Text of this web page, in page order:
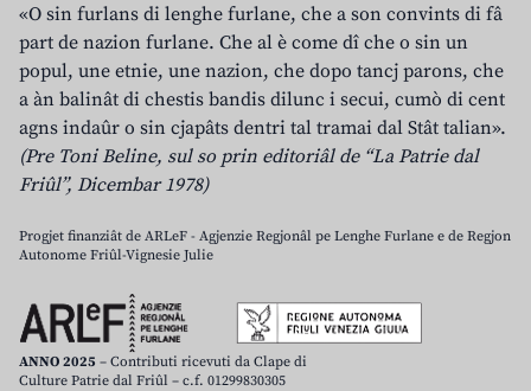
«O sin furlans di lenghe furlane, che a son convints di fâ
part de nazion furlane. Che al è come dî che o sin un
popul, une etnie, une nazion, che dopo tancj parons, che
a àn balinât di chestis bandis dilunc i secui, cumò di cent
agns indaûr o sin cjapâts dentri tal tramai dal Stât talian».
(Pre Toni Beline, sul so prin editoriâl de “La Patrie dal
Friûl”, Dicembar 1978)
Progjet finanziât de ARLeF - Agjenzie Regjonâl pe Lenghe Furlane e de Regjon
Autonome Friûl-Vignesie Julie
ANNO 2025 – Contributi ricevuti da Clape di
Culture Patrie dal Friûl – c.f. 01299830305